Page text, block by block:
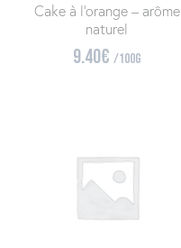
Cake à l’orange – arôme
naturel
9.40€ /100g